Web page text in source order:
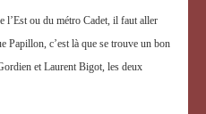
l’Est ou du métro Cadet, il faut aller
Papillon, c’est là que se trouve un bon
et Laurent Bigot, les deux